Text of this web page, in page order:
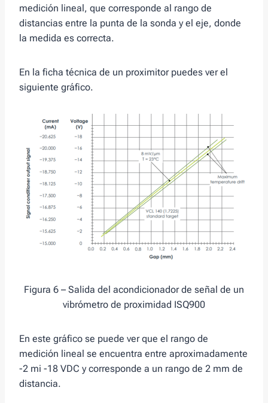
medición lineal, que corresponde al rango de
distancias entre la punta de la sonda y el eje, donde
la medida es correcta.
En la ficha técnica de un proximitor puedes ver el
siguiente gráfico.
Figura 6 – Salida del acondicionador de señal de un
vibrómetro de proximidad ISQ900
En este gráfico se puede ver que el rango de
medición lineal se encuentra entre aproximadamente
-2 mi -18 VDC y corresponde a un rango de 2 mm de
distancia.